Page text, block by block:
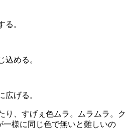
る。
込める。
広げる。
り、すげぇ色ムラ。ムラムラ。ク
一様に同じ色で無いと難しいの